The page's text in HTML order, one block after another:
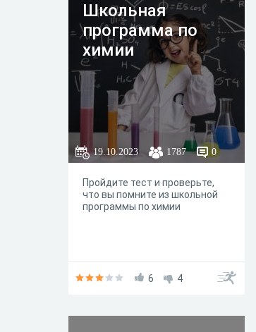
Школьная
программа по
химии
19.10.2023 1787 0
Пройдите тест и проверьте,
что вы помните из школьной
программы по химии
6 4